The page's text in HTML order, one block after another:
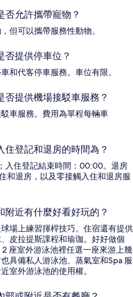
否允許攜帶寵物？
但可以攜帶服務性動物。
否提供停車位？
和代客停車服務。車位有限。
提供機場接駁車服務？
車服務。費用為單程每輛車
登記和退房的時間為？
入住登記結束時間：00:00。退房
和退房，以及零接觸入住和退房服
近有什麼好看好玩的？
場上練習揮桿技巧。住宿還有提供
皮拉提斯課程和瑜珈。好好做個
座室外游泳池裡任選一座來游上幾
具備私人游泳池、蒸氣室和Spa 服
室外游泳池的使用權。